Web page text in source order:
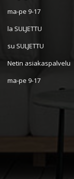
ma-pe 9-17
la SULJETTU
su SULJETTU
Netin asiakaspalvelu
ma-pe 9-17